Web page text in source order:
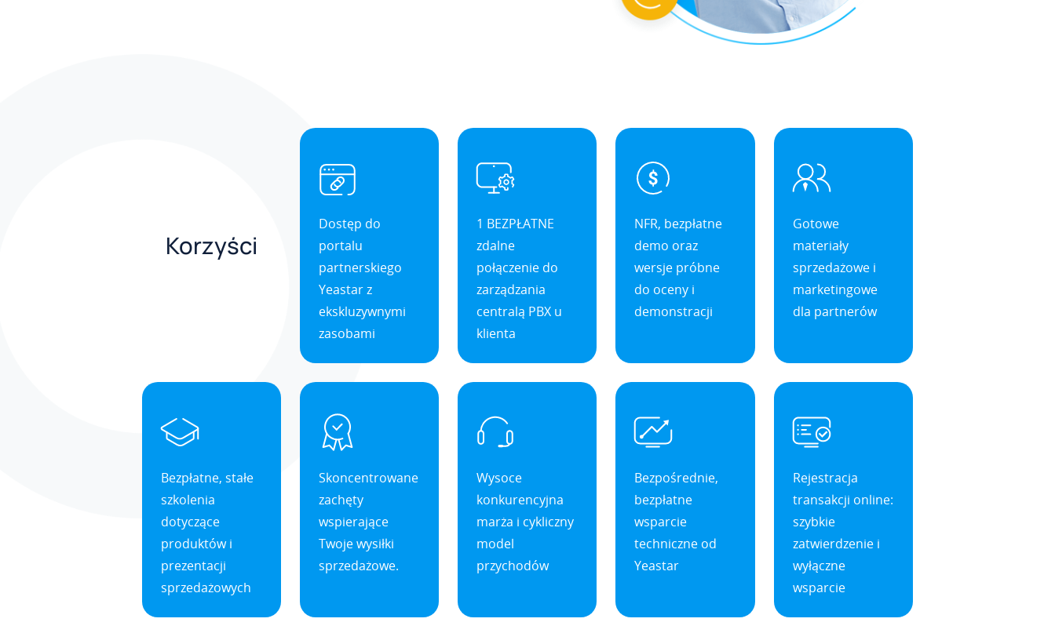
Korzyści
Dostęp do
portalu
partnerskiego
Yeastar z
ekskluzywnymi
zasobami
1 BEZPŁATNE
zdalne
połączenie do
zarządzania
centralą PBX u
klienta
NFR, bezpłatne
demo oraz
wersje próbne
do oceny i
demonstracji
Gotowe
materiały
sprzedażowe i
marketingowe
dla partnerów
Bezpłatne, stałe
szkolenia
dotyczące
produktów i
prezentacji
sprzedażowych
Skoncentrowane
zachęty
wspierające
Twoje wysiłki
sprzedażowe.
Wysoce
konkurencyjna
marża i cykliczny
model
przychodów
Bezpośrednie,
bezpłatne
wsparcie
techniczne od
Yeastar
Rejestracja
transakcji online:
szybkie
zatwierdzenie i
wyłączne
wsparcie